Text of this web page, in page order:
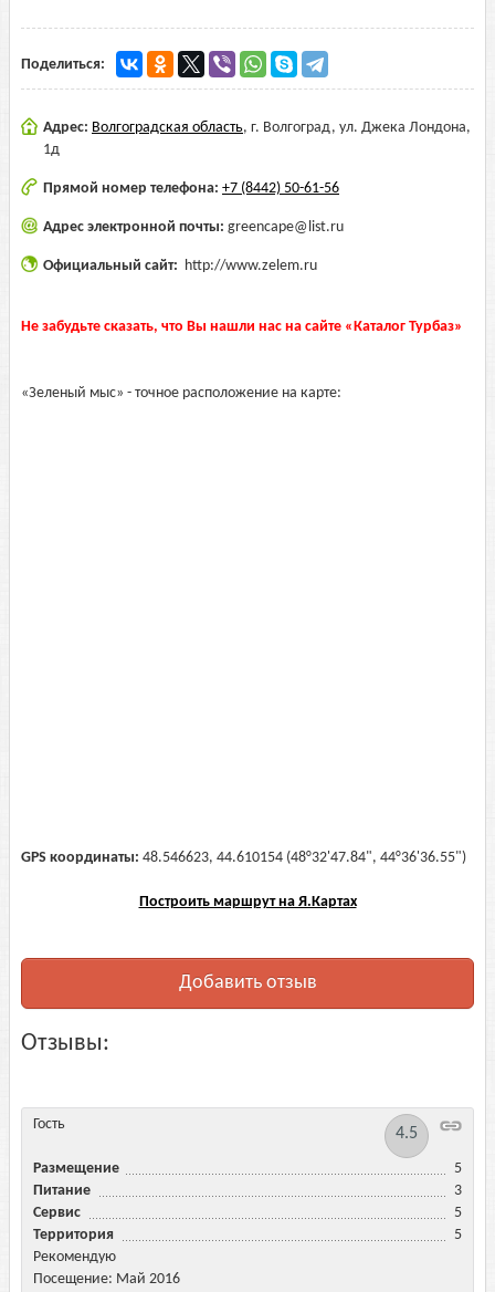
Поделиться:
Адрес: Волгоградская область, г. Волгоград, ул. Джека Лондона,
1д
Прямой номер телефона: +7 (8442) 50-61-56
Адрес электронной почты: greencape@list.ru
Официальный сайт: http://www.zelem.ru
Не забудьте сказать, что Вы нашли нас на сайте «Каталог Турбаз»
«Зеленый мыс» - точное расположение на карте:
GPS координаты: 48.546623, 44.610154 (48°32'47.84", 44°36'36.55")
Построить маршрут на Я.Картах
Добавить отзыв
Отзывы:
Гость
4.5
Размещение
5
Питание
3
Сервис
5
Территория
5
Рекомендую
Посещение: Май 2016